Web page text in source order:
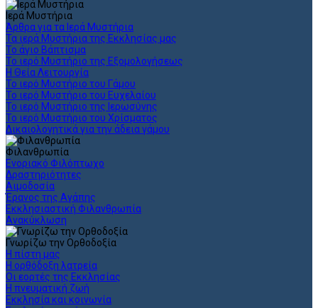
Ιερά Μυστήρια
Άρθρα για τα Ιερά Μυστήρια
Τα ιερά Μυστήρια της Εκκλησίας μας
Το άγιο Βάπτισμα
Το ιερό Μυστήριο της Εξομολογήσεως
Η Θεία Λειτουργία
Το ιερό Μυστήριο του Γάμου
Το ιερό Μυστήριο του Ευχελαίου
Το ιερό Μυστήριο της Ιερωσύνης
Το ιερό Μυστήριο του Χρίσματος
Δικαιολογητικά για την άδεια γάμου
Φιλανθρωπία
Ενοριακό Φιλόπτωχο
Δραστηριότητες
Αιμοδοσία
Έρανος της Αγάπης
Εκκλησιαστική Φιλανθρωπία
Ανακύκλωση
Γνωρίζω την Ορθοδοξία
Η πίστη μας
Η ορθόδοξη λατρεία
Οι εορτές της Εκκλησίας
Η πνευματική ζωή
Εκκλησία και κοινωνία